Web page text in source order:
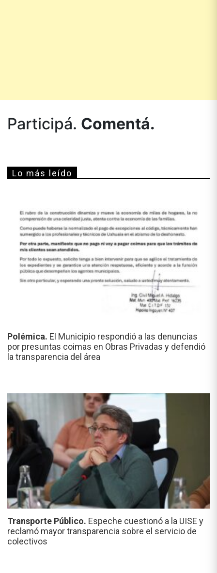
Participá. Comentá.
Lo más leído
Polémica. El Municipio respondió a las denuncias
por presuntas coimas en Obras Privadas y defendió
la transparencia del área
Transporte Público. Espeche cuestionó a la UISE y
reclamó mayor transparencia sobre el servicio de
colectivos